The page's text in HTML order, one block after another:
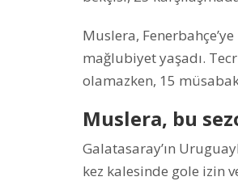
Muslera,
mağlubiyet yaşadı.
olamazken, 15
Muslera, bu
Galatasaray’ın
kez kalesinde gole izin